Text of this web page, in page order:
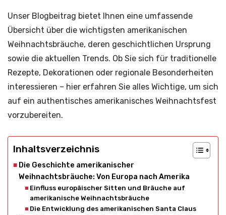
Unser Blogbeitrag bietet Ihnen eine umfassende
Übersicht über die wichtigsten amerikanischen
Weihnachtsbräuche, deren geschichtlichen Ursprung
sowie die aktuellen Trends. Ob Sie sich für traditionelle
Rezepte, Dekorationen oder regionale Besonderheiten
interessieren – hier erfahren Sie alles Wichtige, um sich
auf ein authentisches amerikanisches Weihnachtsfest
vorzubereiten.
Inhaltsverzeichnis
Die Geschichte amerikanischer
Weihnachtsbräuche: Von Europa nach Amerika
Einfluss europäischer Sitten und Bräuche auf
amerikanische Weihnachtsbräuche
Die Entwicklung des amerikanischen Santa Claus